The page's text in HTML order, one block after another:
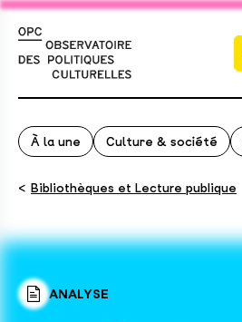
À la une Culture & société
< Bibliothèques et Lecture publique
ANALYSE